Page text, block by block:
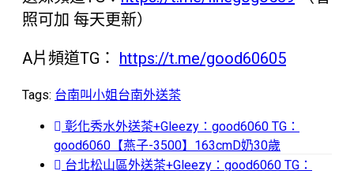
照可加 每天更新）
A片頻道TG： https://t.me/good60605
Tags: 台南叫小姐 台南外送茶
彰化秀水外送茶+Gleezy：good6060 TG：
good6060【燕子-3500】163cmD奶30歲
台北松山區外送茶+Gleezy：good6060 TG：